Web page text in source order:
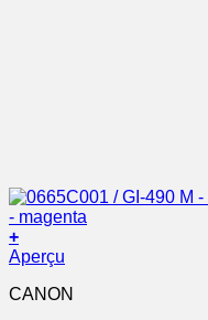
+
Aperçu
CANON